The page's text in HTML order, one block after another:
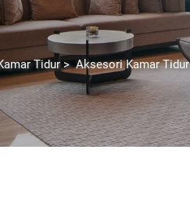
Tidur>Aksesori Kamar Tidur